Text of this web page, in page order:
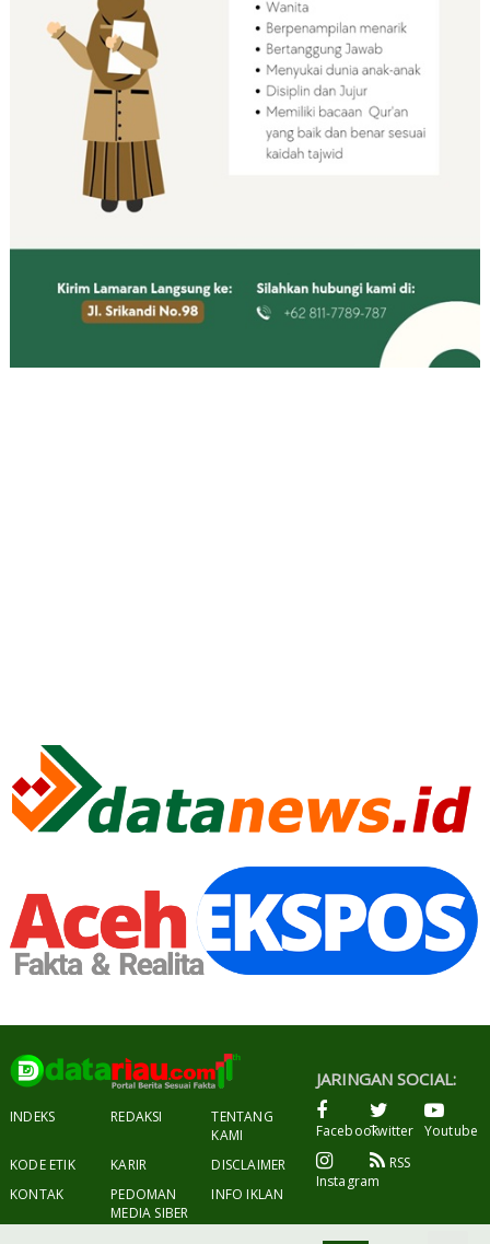
INDEKS REDAKSI
TENTANG
KAMI
KODE ETIK
KARIR
DISCLAIMER
KONTAK
PEDOMAN
MEDIA SIBER
INFO IKLAN
JARINGAN SOCIAL:
FacebookTwitter Youtube
Instagram
RSS